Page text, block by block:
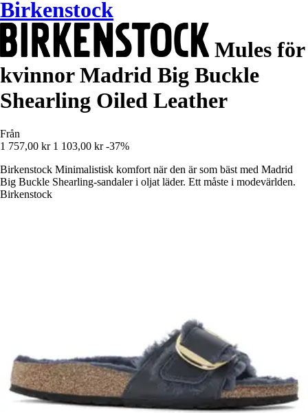
Birkenstock
Mules för
kvinnor Madrid Big Buckle
Shearling Oiled Leather
Från
1 757,00 kr 1 103,00 kr -37%
Birkenstock Minimalistisk komfort när den är som bäst med Madrid
Big Buckle Shearling-sandaler i oljat läder. Ett måste i modevärlden.
Birkenstock